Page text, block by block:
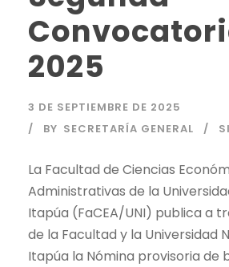
2025
3 DE SEPTIEMBRE DE 2025
BY SECRETARÍA GENERAL
La Facultad de Ciencias
Administrativas de la
Itapúa (FaCEA/UNI) publica a
de la Facultad y la Universidad
Itapúa la Nómina provisoria de